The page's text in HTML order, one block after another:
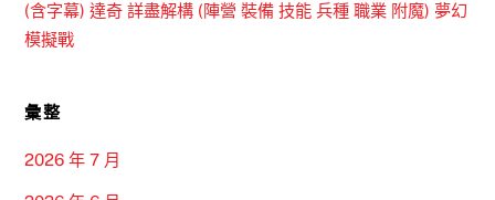
(含字幕) 達奇 詳盡解構 (陣營 裝備 技能 兵種 職業 附魔) 夢幻
模擬戰
彙整
2026 年 7 月